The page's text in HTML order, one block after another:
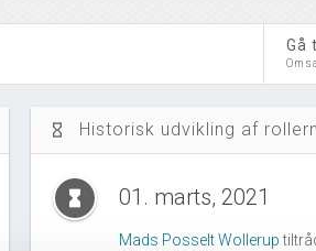
Gå
hourglass_empty Historisk udvikling af
hourglass_full 01. marts, 2021
Mads Posselt Wollerup